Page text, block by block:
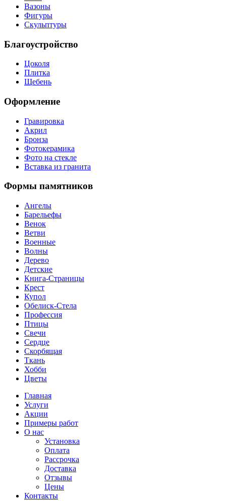
Вазоны
Фигуры
Скульптуры
Благоустройство
Цоколя
Плитка
Щебень
Оформление
Гравировка
Акрил
Бронза
Фотокерамика
Фото на стекле
Вставка из гранита
Формы памятников
Ангелы
Барельефы
Венок
Ветви
Военные
Волны
Дерево
Детские
Книга-Страницы
Крест
Купол
Обелиск-Стела
Профессия
Птицы
Свечи
Сердце
Скорбящая
Ткань
Хобби
Цветы
Главная
Услуги
Акции
Примеры работ
О нас
Установка
Оплата
Рассрочка
Доставка
Отзывы
Цены
Контакты